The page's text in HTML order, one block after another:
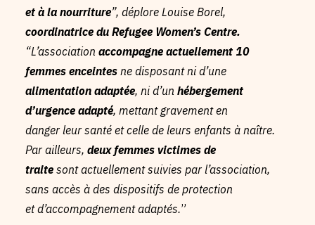
et à la nourriture”, déplore Louise Borel,
coordinatrice du Refugee Women’s Centre.
“L’association accompagne actuellement 10
femmes enceintes ne disposant ni d’une
alimentation adaptée, ni d’un hébergement
d’urgence adapté, mettant gravement en
danger leur santé et celle de leurs enfants à naître.
Par ailleurs, deux femmes victimes de
traite sont actuellement suivies par l’association,
sans accès à des dispositifs de protection
et d’accompagnement adaptés.”